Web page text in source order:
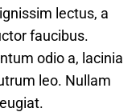
lectus, a
faucibus.
odio a, lacinia
leo. Nullam